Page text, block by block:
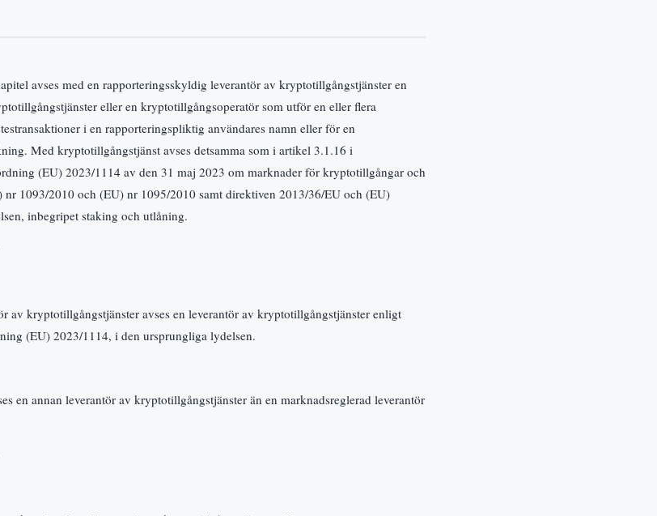
avses med en rapporteringsskyldig leverantör av kryptotillgångstjänster en
eller en kryptotillgångsoperatör som utför en eller flera
i en rapporteringspliktig användares namn eller för en
Med kryptotillgångstjänst avses detsamma som i artikel 3.1.16 i
(EU) 2023/1114 av den 31 maj 2023 om marknader för kryptotillgångar och
1093/2010 och (EU) nr 1095/2010 samt direktiven 2013/36/EU och (EU)
inbegripet staking och utlåning.
av kryptotillgångstjänster avses en leverantör av kryptotillgångstjänster enligt
(EU) 2023/1114, i den ursprungliga lydelsen.
en annan leverantör av kryptotillgångstjänster än en marknadsreglerad leverantör